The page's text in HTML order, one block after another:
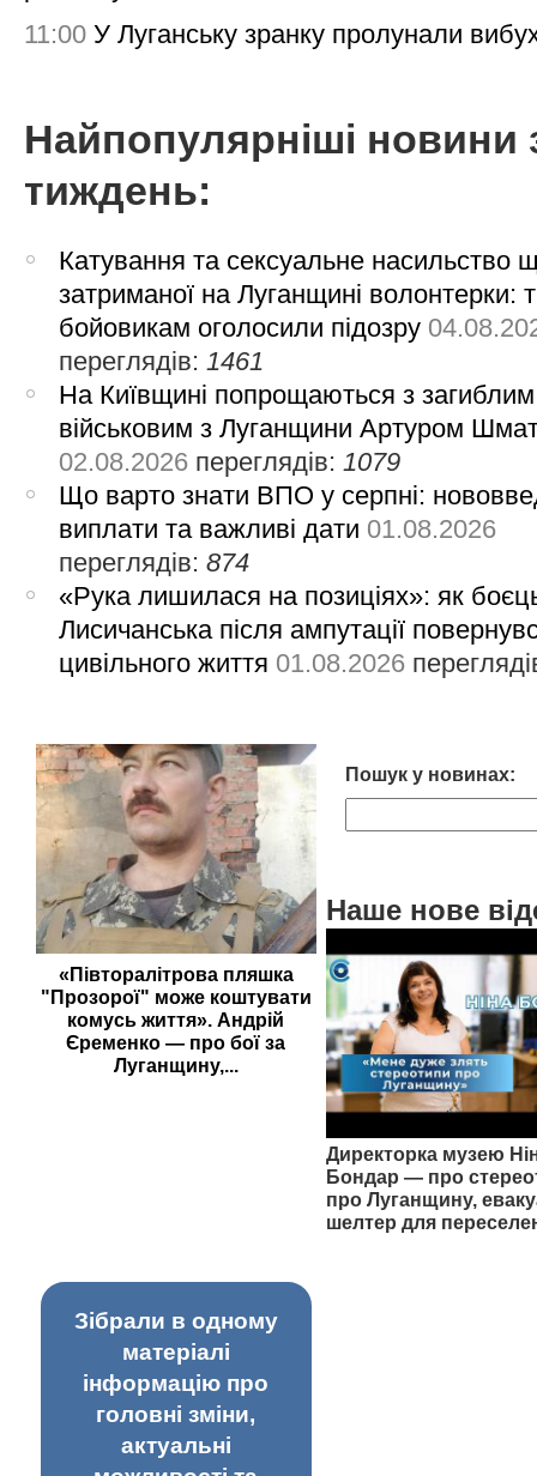
11:00 У Луганську зранку пролунали
Найпопулярніші новини
тиждень:
Катування та сексуальне насильство
затриманої на Луганщині волонтерки:
бойовикам оголосили підозру
переглядів: 1461
На Київщині попрощаються з загиблим
військовим з Луганщини Артуром
02.08.2026 переглядів: 1079
Що варто знати ВПО у серпні:
виплати та важливі дати 01.08.2026
переглядів:874
«Рука лишилася на позиціях»: як
Лисичанська після ампутації
цивільного життя 01.08.2026
«Півторалітрова пляшка
"Прозорої" може коштувати
комусь життя». Андрій
Єременко — про бої за
Луганщину,...
Пошук у новинах:
Наше нове
Директорка музею
Бондар — про
про Луганщину,
шелтер для
Зібрали в одному
матеріалі
інформацію про
головні зміни,
актуальні